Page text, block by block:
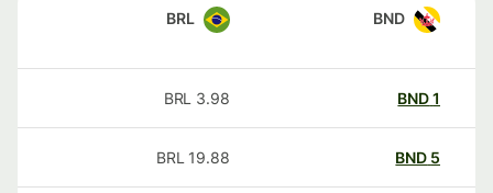
BND
BRL
BND
3.98
BRL
BND
19.88
BRL